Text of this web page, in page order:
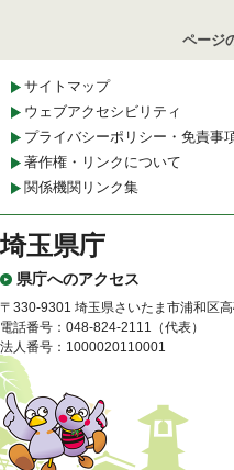
ページ
サイトマップ
ウェブアクセシビリティ
プライバシーポリシー・免責事
著作権・リンクについて
関係機関リンク集
埼玉県庁
県庁へのアクセス
〒330-9301 埼玉県さいたま市浦和区
電話番号：048-824-2111（代表）
法人番号：1000020110001